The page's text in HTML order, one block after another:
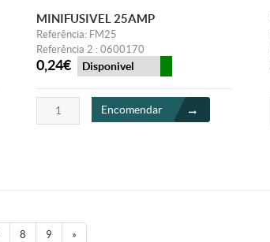
MINIFUSIVEL 25AMP
Referência: FM25
Referência 2 : 0600170
0,24€ Disponivel
Encomendar
8 9 »